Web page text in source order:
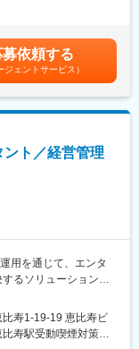
前提、責任分界、
で、顧客提案・調整
、現場へ入り込みな
つくることが求めら
導入・増設提案など
基づいた最適な栽培
。
入されています。ま
施され、作業の効率
木、茨城、群馬が中
能です。
新規事業提案制度
制のためなし※成績
も目安の金額であ
す。月給(月額)は固定手
募依頼する
ジェントサービス）
ント／経営管理
用を通じて、エンタ
るソリューションコ
」を活用し、エン
比寿1-19-19 恵比寿ビ
寿駅受動喫煙対策：